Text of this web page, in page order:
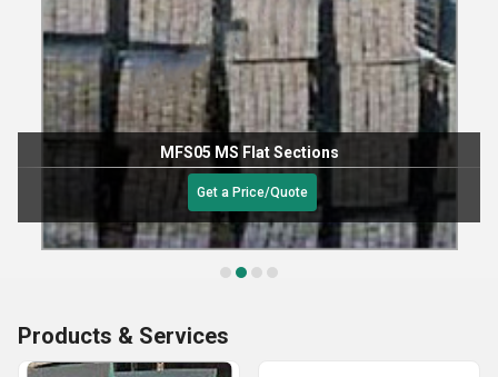
MFS05 MS Flat Sections
Get a Price/Quote
Products & Services